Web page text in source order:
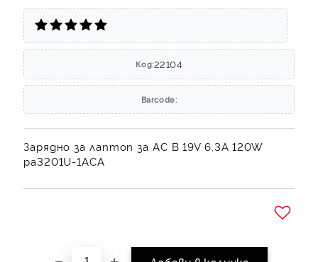
Код:22104
Barcode:
Зарядно за лаптоп за AC B 19V 6,3A 120W
pa3201U-1ACA